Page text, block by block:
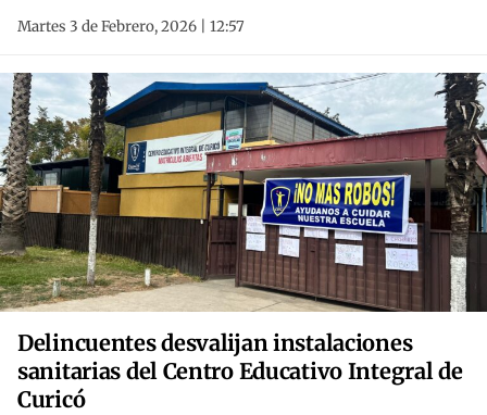
Martes 3 de Febrero, 2026 | 12:57
Delincuentes desvalijan instalaciones
sanitarias del Centro Educativo Integral de
Curicó